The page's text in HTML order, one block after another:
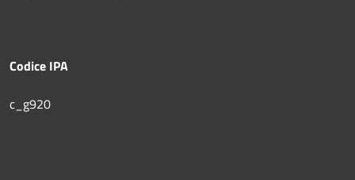
Codice IPA
c_g920